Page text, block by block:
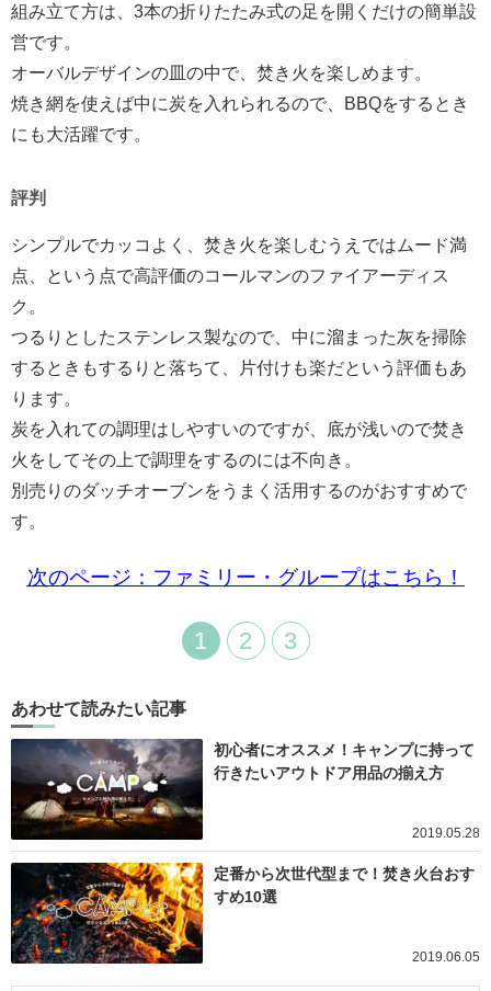
組み立て方は、3本の折りたたみ式の足を開くだけの簡単設
営です。
オーバルデザインの皿の中で、焚き火を楽しめます。
焼き網を使えば中に炭を入れられるので、BBQをするとき
にも大活躍です。
評判
シンプルでカッコよく、焚き火を楽しむうえではムード満
点、という点で高評価のコールマンのファイアーディス
ク。
つるりとしたステンレス製なので、中に溜まった灰を掃除
するときもするりと落ちて、片付けも楽だという評価もあ
ります。
炭を入れての調理はしやすいのですが、底が浅いので焚き
火をしてその上で調理をするのには不向き。
別売りのダッチオーブンをうまく活用するのがおすすめで
す。
次のページ：ファミリー・グループはこちら！
1 2 3
あわせて読みたい記事
初心者にオススメ！キャンプに持って
行きたいアウトドア用品の揃え方
2019.05.28
定番から次世代型まで！焚き火台おす
すめ10選
2019.06.05